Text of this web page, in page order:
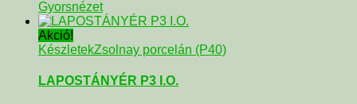
Gyorsnézet
Akció!
KészletekZsolnay porcelán (P40)
LAPOSTÁNYÉR P3 I.O.